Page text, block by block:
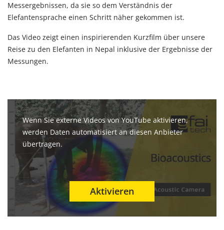
Messergebnissen, da sie so dem Verständnis der
Elefantensprache einen Schritt näher gekommen ist.
Das Video zeigt einen inspirierenden Kurzfilm über unsere
Reise zu den Elefanten in Nepal inklusive der Ergebnisse der
Messungen.
Wenn Sie externe Videos von YouTube aktivieren,
werden Daten automatisiert an diesen Anbieter
übertragen.